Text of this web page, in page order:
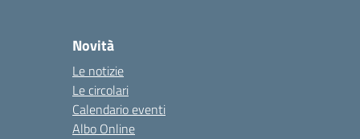
Novità
Le notizie
Le circolari
Calendario eventi
Albo Online